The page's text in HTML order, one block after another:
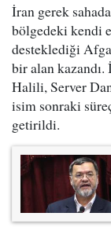
İran gerek
bölgedeki kendi
desteklediği
bir alan
Halili, Server
isim sonraki
getirildi.